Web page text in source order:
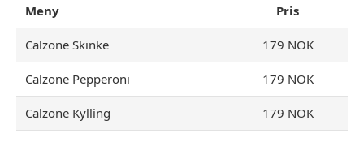
Meny Pris
Calzone Skinke 179 NOK
Calzone Pepperoni 179 NOK
Calzone Kylling 179 NOK